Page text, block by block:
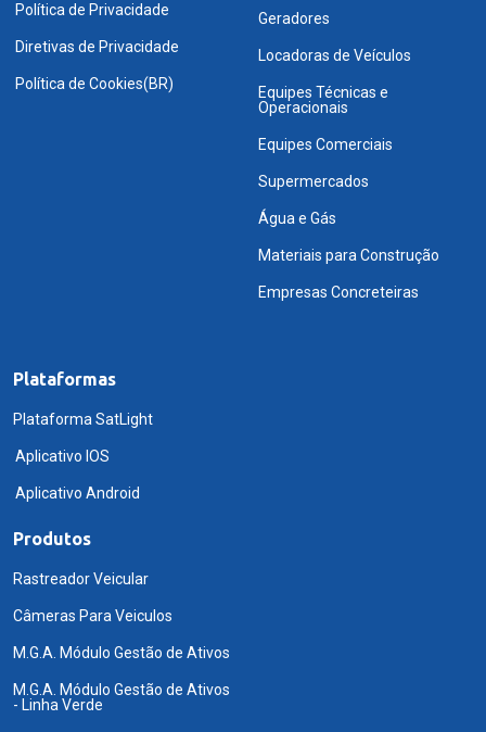
Política de Privacidade
Diretivas de Privacidade
Política de Cookies(BR)
Geradores
Locadoras de Veículos
Equipes Técnicas e
Operacionais
Equipes Comerciais
Supermercados
Água e Gás
Materiais para Construção
Empresas Concreteiras
Plataformas
Plataforma SatLight
Aplicativo IOS
Aplicativo Android
Produtos
Rastreador Veicular
Câmeras Para Veiculos
M.G.A. Módulo Gestão de Ativos
M.G.A. Módulo Gestão de Ativos
- Linha Verde